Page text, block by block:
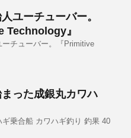
ユーチューバー。
Technology』
ーチューバー。『Primitive
った成銀丸カワハ
ギ乗合船 カワハギ釣り 釣果 40